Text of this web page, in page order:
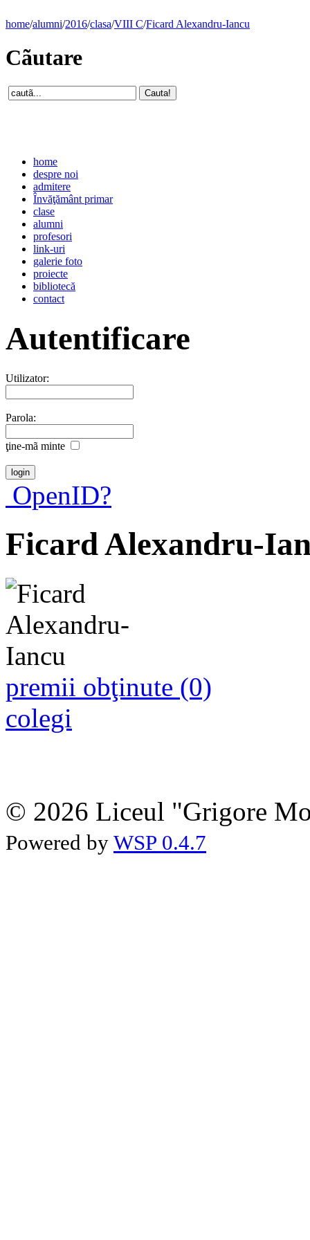
home/alumni/2016/clasa/VIII C/Ficard Alexandru-Iancu
Cãutare
home
despre noi
admitere
Învăţământ primar
clase
alumni
profesori
link-uri
galerie foto
proiecte
bibliotecă
contact
Autentificare
Utilizator:
Parola:
ţine-mã minte
OpenID?
Ficard Alexandru-
premii obţinute (0)
colegi
© 2026 Liceul "Grigore
Powered by WSP 0.4.7